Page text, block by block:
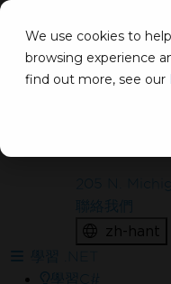
We use cookies to
browsing experience
find out more, see our
IRON
產品
企業
zh-hant
想免費將
案中嗎？
在生產環境中無水印
30 天完整功能產品